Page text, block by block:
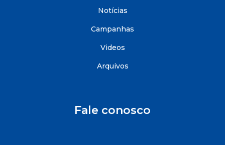
Notícias
Campanhas
Videos
Arquivos
Fale conosco